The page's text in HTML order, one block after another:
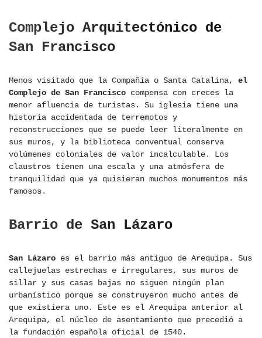
Complejo Arquitectónico de
San Francisco
Menos visitado que la Compañía o Santa Catalina, el
Complejo de San Francisco compensa con creces la
menor afluencia de turistas. Su iglesia tiene una
historia accidentada de terremotos y
reconstrucciones que se puede leer literalmente en
sus muros, y la biblioteca conventual conserva
volúmenes coloniales de valor incalculable. Los
claustros tienen una escala y una atmósfera de
tranquilidad que ya quisieran muchos monumentos más
famosos.
Barrio de San Lázaro
San Lázaro es el barrio más antiguo de Arequipa. Sus
callejuelas estrechas e irregulares, sus muros de
sillar y sus casas bajas no siguen ningún plan
urbanístico porque se construyeron mucho antes de
que existiera uno. Este es el Arequipa anterior al
Arequipa, el núcleo de asentamiento que precedió a
la fundación española oficial de 1540.